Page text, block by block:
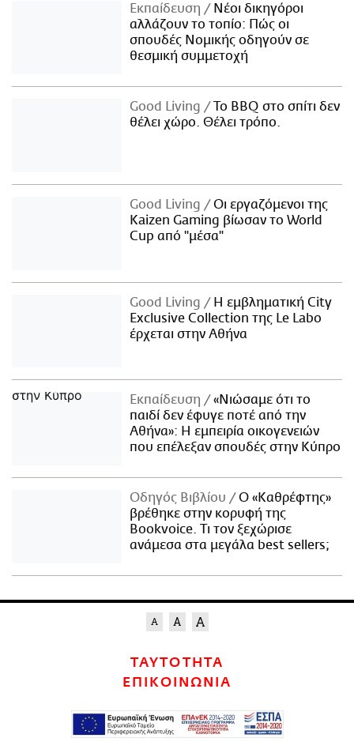
Εκπαίδευση
Νέοι δικηγόροι
αλλάζουν το τοπίο: Πώς οι
σπουδές Νομικής οδηγούν σε
θεσμική συμμετοχή
Good Living
Το BBQ στο σπίτι δεν
θέλει χώρο. Θέλει τρόπο.
Good Living
Οι εργαζόμενοι της
Kaizen Gaming βίωσαν το World
Cup από "μέσα"
Good Living
Η εμβληματική City
Exclusive Collection της Le Labo
έρχεται στην Αθήνα
Εκπαίδευση
«Νιώσαμε ότι το
παιδί δεν έφυγε ποτέ από την
Αθήνα»: Η εμπειρία οικογενειών
που επέλεξαν σπουδές στην Κύπρο
Οδηγός Βιβλίου
Ο «Καθρέφτης»
βρέθηκε στην κορυφή της
Bookvoice. Τι τον ξεχώρισε
ανάμεσα στα μεγάλα best sellers;
ΤΑΥΤΟΤΗΤΑ
ΕΠΙΚΟΙΝΩΝΙΑ